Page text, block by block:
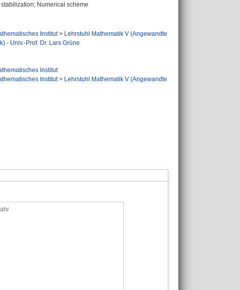
Numerical scheme
Institut> Lehrstuhl Mathematik V (Angewandte
- Univ.-Prof. Dr. Lars Grüne
Institut
Institut> Lehrstuhl Mathematik V (Angewandte